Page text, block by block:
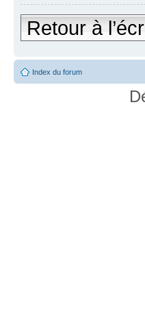
Retour à
Index du forum